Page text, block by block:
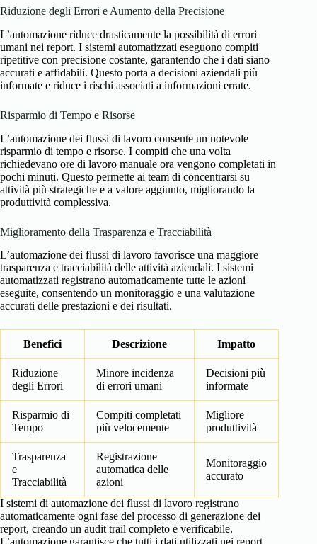
Riduzione degli Errori e Aumento della Precisione
L’automazione riduce drasticamente la possibilità di errori
umani nei report. I sistemi automatizzati eseguono compiti
ripetitive con precisione costante, garantendo che i dati siano
accurati e affidabili. Questo porta a decisioni aziendali più
informate e riduce i rischi associati a informazioni errate.
Risparmio di Tempo e Risorse
L’automazione dei flussi di lavoro consente un notevole
risparmio di tempo e risorse. I compiti che una volta
richiedevano ore di lavoro manuale ora vengono completati in
pochi minuti. Questo permette ai team di concentrarsi su
attività più strategiche e a valore aggiunto, migliorando la
produttività complessiva.
Miglioramento della Trasparenza e Tracciabilità
L’automazione dei flussi di lavoro favorisce una maggiore
trasparenza e tracciabilità delle attività aziendali. I sistemi
automatizzati registrano automaticamente tutte le azioni
eseguite, consentendo un monitoraggio e una valutazione
accurati delle prestazioni e dei risultati.
Benefici Descrizione Impatto
Riduzione
degli Errori
Minore incidenza
di errori umani
Decisioni più
informate
Risparmio di
Tempo
Compiti completati
più velocemente
Migliore
produttività
Trasparenza
e
Tracciabilità
Registrazione
automatica delle
azioni
Monitoraggio
accurato
I sistemi di automazione dei flussi di lavoro registrano
automaticamente ogni fase del processo di generazione dei
report, creando un audit trail completo e verificabile.